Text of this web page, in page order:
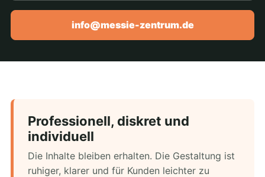
info@messie-zentrum.de
Professionell, diskret und
individuell
Die Inhalte bleiben erhalten. Die Gestaltung ist
ruhiger, klarer und für Kunden leichter zu